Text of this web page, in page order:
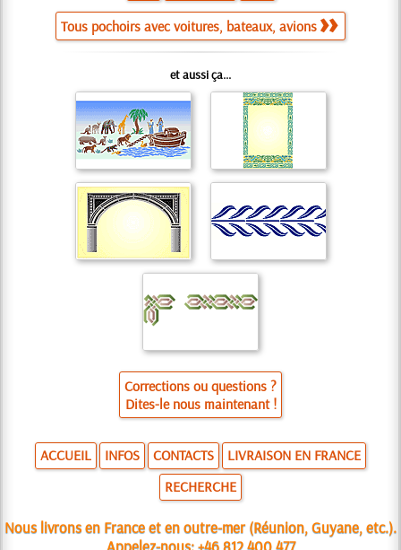
Tous pochoirs avec voitures, bateaux, avions
et aussi ça...
Corrections ou questions ?
Dites-le nous maintenant !
ACCUEIL INFOS CONTACTS
LIVRAISON EN FRANCE
RECHERCHE
Nous livrons en France et en outre-mer (Réunion, Guyane, etc.).
Appelez-nous:+46 812 400 477